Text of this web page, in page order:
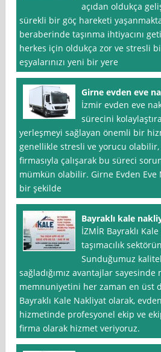
açıdan oldukça
sürekli bir göç hareketi
beraberinde taşınma ihtiyacını
herkes için oldukça zor ve stresli
eşyalarınızı yeni bir yere
Girne evden eve
İzmir evden eve
sürecini
yerleşmeyi sağlayan önemli bir
genellikle stresli ve yorucu
firmasıyla çalışarak bu süreci
mümkün olabilir. Girne Evden Eve
bir şekilde
Bayraklı kale
İZMİR Bayraklı
taşımacılık
Sunduğumuz
sağladığımız avantajlar
memnuniyetini her zaman en üst
Bayraklı Kale Nakliyat olarak,
hizmetinde profesyonel ekip ve
firma olarak hizmet veriyoruz.